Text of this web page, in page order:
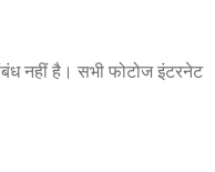
नहीं है। सभी फोटोज इंटरनेट